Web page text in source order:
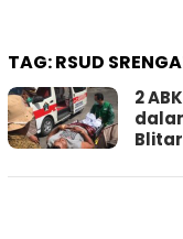
TAG:RSUD
2